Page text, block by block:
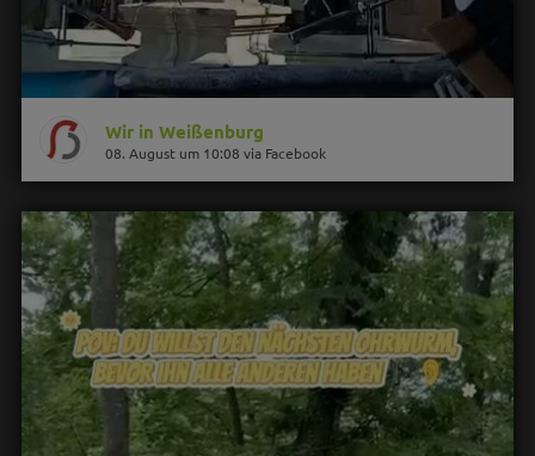
Wir in Weißenburg
08. August um 10:08 via Facebook